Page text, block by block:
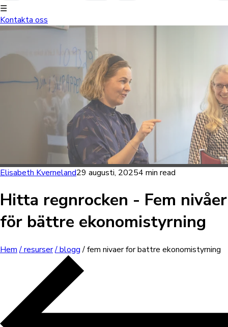
☰
Kontakta oss
Elisabeth Kverneland29 augusti, 20254 min read
Hitta regnrocken - Fem nivåer
för bättre ekonomistyrning
Hem / resurser/ blogg/ fem nivaer for battre ekonomistyrning